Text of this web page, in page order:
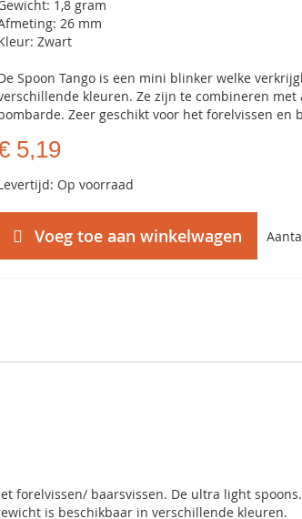
1,8 gram
26 mm
Zwart
Spoon Tango is een mini blinker welke
kleuren. Ze zijn te combineren met
Zeer geschikt voor het forelvissen en
5,19
Op voorraad
Voeg toe aan winkelwagen
forelvissen/ baarsvissen. De ultra light
is beschikbaar in verschillende kleuren.